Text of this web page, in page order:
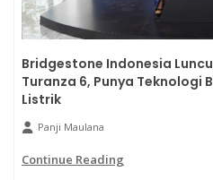
Bridgestone Indonesia
Turanza 6, Punya Teknologi
Listrik
Panji Maulana
Continue Reading